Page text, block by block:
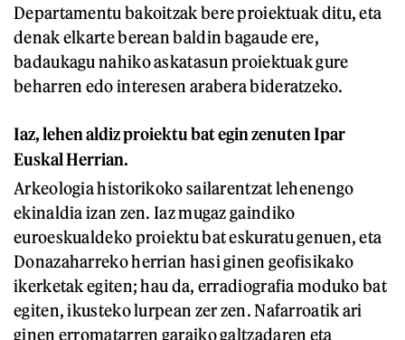
Departamentu bakoitzak bere proiektuak ditu, eta
denak elkarte berean baldin bagaude ere,
badaukagu nahiko askatasun proiektuak gure
beharren edo interesen arabera bideratzeko.
Iaz, lehen aldiz proiektu bat egin zenuten Ipar
Euskal Herrian.
Arkeologia historikoko sailarentzat lehenengo
ekinaldia izan zen. Iaz mugaz gaindiko
euroeskualdeko proiektu bat eskuratu genuen, eta
Donazaharrekoherrian hasi ginen geofisikako
ikerketak egiten; hau da, erradiografia moduko bat
egiten, ikusteko lurpean zer zen. Nafarroatik ari
ginen erromatarren garaiko galtzadaren eta